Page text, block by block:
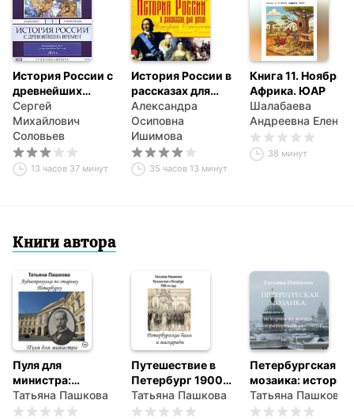
пр., 24 – Невский пр, 45 – Невский пр., 56 (угол с М.
Садовой) – Невский пр., 50 – Невский пр., 46 – Невский пр.,
44 – Невский пр., 40-42 – Михайловская ул., 2/9 (угол с
Итальянской ул.) – Невский пр., 36 – Невский пр., 21 –
Невский пр.,18 – Невский пр., 2.
История России с
древнейших
времен. Том 1
Сергей
Михайлович
Соловьев
13 часов 37 минут
История России в
рассказах для
детей в 5 частях
Александра
Осиповна
Ишимова
35 часов 13 минут
Книга 11. Ноябрь.
Африка. ЮАР
Шалабаева
Андреевна Елена
38 минут
Книги автора
Пуля для
министра:
история одного
покушения
Татьяна Пашкова
Путешествие в
Петербург 1900-
го года.
Петербургские
Татьяна Пашкова
Петербургская
мозаика: истории
из жизни
императорской
Татьяна Пашкова